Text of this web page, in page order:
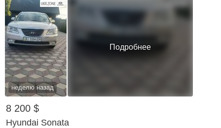
неделю назад
Подробнее
8 200 $
Hyundai Sonata